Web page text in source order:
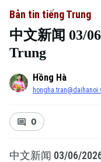
Bản tin tiếng Trung
中文新闻 03/
Trung
Hồng Hà
0
中文新闻 03/06/
Time